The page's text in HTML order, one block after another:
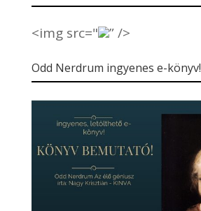
<img src=" ” />
Odd Nerdrum ingyenes e-könyv!